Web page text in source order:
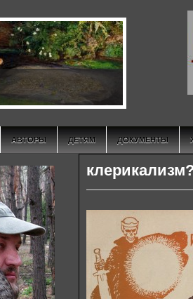
АВТОРЫ ДЕТЯМ ДОКУМЕНТЫ